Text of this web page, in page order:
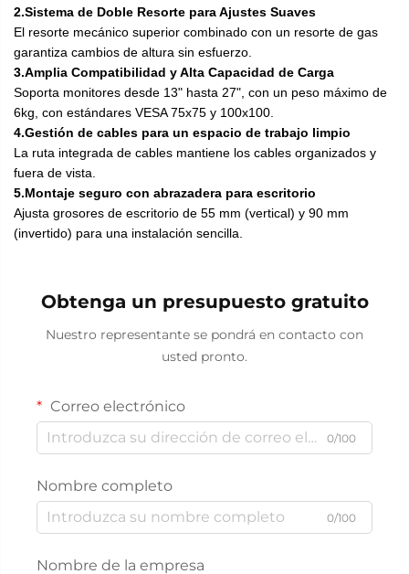
2.Sistema de Doble Resorte para Ajustes Suaves
El resorte mecánico superior combinado con un resorte de gas
garantiza cambios de altura sin esfuerzo.
3.Amplia Compatibilidad y Alta Capacidad de Carga
Soporta monitores desde 13" hasta 27", con un peso máximo de
6kg, con estándares VESA 75x75 y 100x100.
4.Gestión de cables para un espacio de trabajo limpio
La ruta integrada de cables mantiene los cables organizados y
fuera de vista.
5.Montaje seguro con abrazadera para escritorio
Ajusta grosores de escritorio de 55 mm (vertical) y 90 mm
(invertido) para una instalación sencilla.
Obtenga un presupuesto gratuito
Nuestro representante se pondrá en contacto con
usted pronto.
Correo electrónico
0/100
Nombre completo
0/100
Nombre de la empresa